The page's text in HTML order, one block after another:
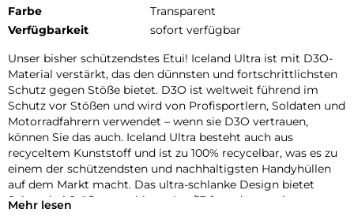
Farbe
Transparent
Verfügbarkeit
sofort verfügbar
Unser bisher schützendstes Etui! Iceland Ultra ist mit D3O-
Material verstärkt, das den dünnsten und fortschrittlichsten
Schutz gegen Stöße bietet. D3O ist weltweit führend im
Schutz vor Stößen und wird von Profisportlern, Soldaten und
Motorradfahrern verwendet – wenn sie D3O vertrauen,
können Sie das auch. Iceland Ultra besteht auch aus
recyceltem Kunststoff und ist zu 100% recycelbar, was es zu
einem der schützendsten und nachhaltigsten Handyhüllen
auf dem Markt macht. Das ultra-schlanke Design bietet
Schutz bei Stößen von bis zu 4 m/13 ft und garantiert
Mehr lesen